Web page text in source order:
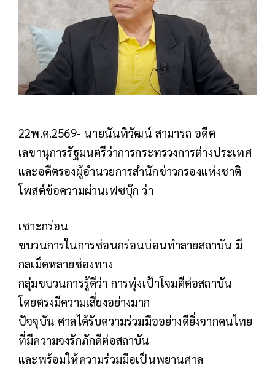
22พ.ค.2569- นายนันทิวัฒน์ สามารถ อดีต
เลขานุการรัฐมนตรีว่าการกระทรวงการต่างประเทศ
และอดีตรองผู้อำนวยการสำนักข่าวกรองแห่งชาติ
โพสต์ข้อความผ่านเฟซบุ๊ก ว่า
เซาะกร่อน
ขบวนการในการซ่อนกร่อนบ่อนทำลายสถาบัน​ มี
กลเม็ดหลายช่องทาง
กลุ่มขบวนการรู้ดีว่า​ การพุ่งเป้าโจมตีต่อสถาบัน
โดยตรงมีความเสี่ยงอย่างมาก​
ปัจจุบัน​ ศาลได้รับความร่วมมืออย่างดียิ่งจากคนไทย
ที่มีความจงรักภักดีต่อสถาบัน​
และพร้อมให้ความร่วมมือเป็นพยานศาล​